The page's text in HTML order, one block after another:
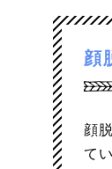
顔
顔
て